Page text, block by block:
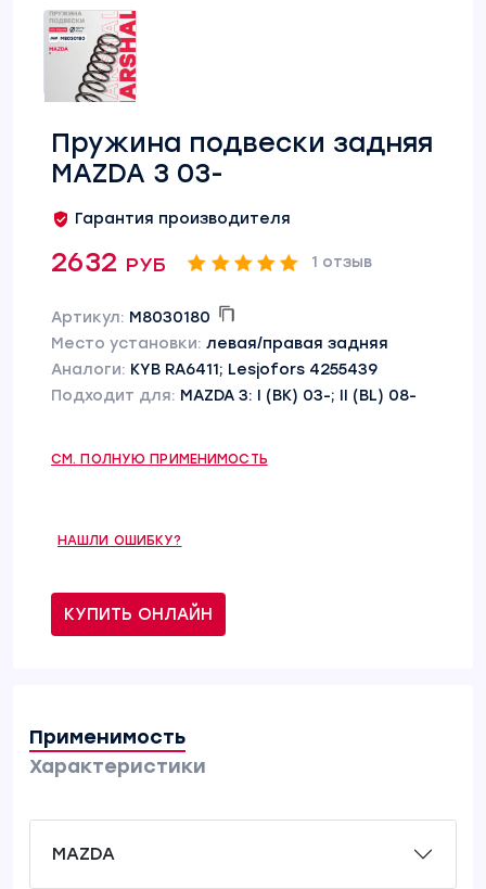
Пружина подвески задняя
MAZDA 3 03-
Гарантия производителя
2632 руб 1 отзыв
Артикул: M8030180
Место установки: левая/правая задняя
Аналоги: KYB RA6411; Lesjofors 4255439
Подходит для: MAZDA 3: I (BK) 03-; II (BL) 08-
СМ. ПОЛНУЮ ПРИМЕНИМОСТЬ
НАШЛИ ОШИБКУ?
КУПИТЬ ОНЛАЙН
Применимость
Характеристики
MAZDA